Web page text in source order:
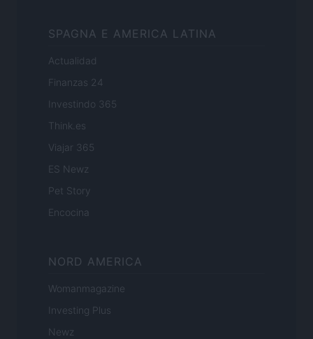
SPAGNA E AMERICA LATINA
Actualidad
Finanzas 24
Investindo 365
Think.es
Viajar 365
ES Newz
Pet Story
Encocina
NORD AMERICA
Womanmagazine
Investing Plus
Newz